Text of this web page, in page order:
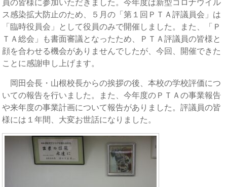
ス感染拡大防止のため、５月の「第１回ＰＴＡ評議員会」は
「臨時役員会」として役員のみで開催しました。また、「Ｐ
ＴＡ総会」も書面審議となったため、ＰＴＡ評議員の皆様と
顔を合わせる機会がありませんでしたが、今回、開催できた
ことに感謝申し上げます。
岡田会長・山根校長からの挨拶の後、本校の学校評価につ
いての報告を行いました。また、今年度のＰＴＡの事業報告
や来年度の事業計画について報告がありました。評議員の皆
様には１年間、大変お世話になりました。